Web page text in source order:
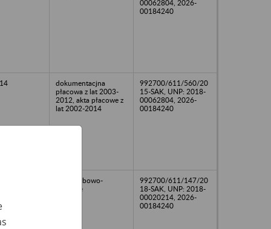
00062804, 2026-
00184240
dokumentacjna
płacowa z lat 2003-
2012, akta płacowe z
lat 2002-2014
992700/611/560/20
15-SAK, UNP: 2018-
00062804, 2026-
00184240
akta osobowo-
płacowe
992700/611/147/20
18-SAK, UNP: 2018-
00020214, 2026-
00184240